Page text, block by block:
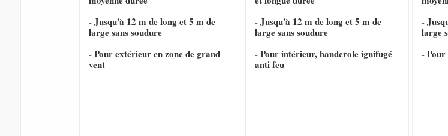
- Jusqu'à 12 m de long et 5 m de
large sans soudure
- Pour extérieur en zone de grand
vent
- Jusqu'à 12 m de long et 5 m de
large sans soudure
- Pour intérieur, banderole ignifugé
anti feu
-
large
-